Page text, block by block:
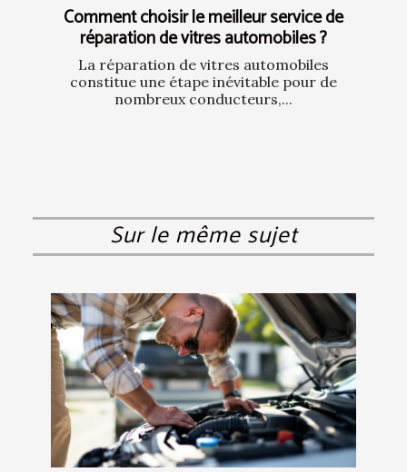
Comment choisir le meilleur service de
réparation de vitres automobiles ?
La réparation de vitres automobiles
constitue une étape inévitable pour de
nombreux conducteurs,...
Sur le même sujet